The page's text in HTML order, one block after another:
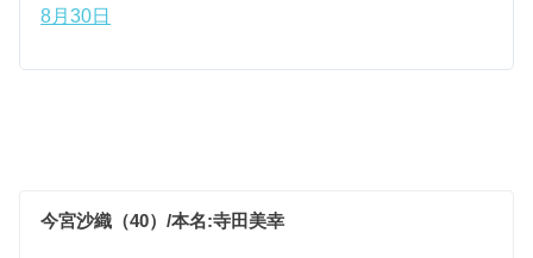
8月30日
今宮沙織（40）/本名:寺田美幸